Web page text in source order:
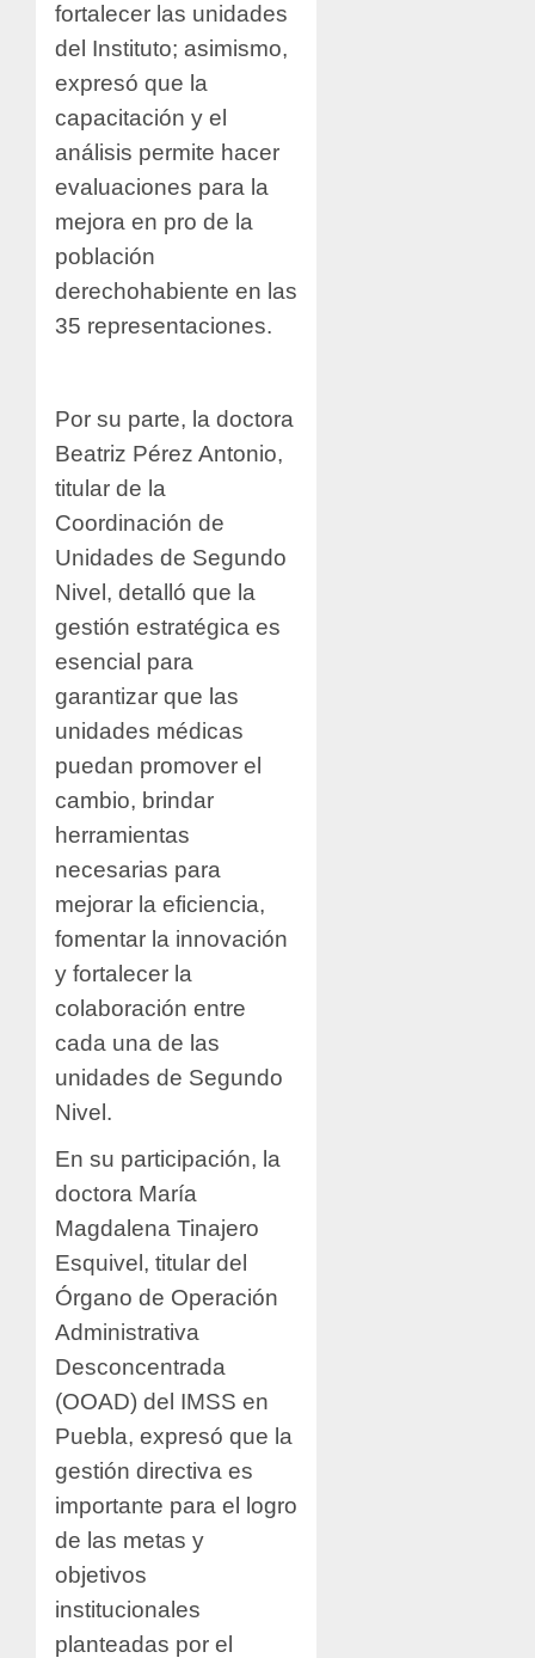
fortalecer las unidades
del Instituto; asimismo,
expresó que la
capacitación y el
análisis permite hacer
evaluaciones para la
mejora en pro de la
población
derechohabiente en las
35 representaciones.
Por su parte, la doctora
Beatriz Pérez Antonio,
titular de la
Coordinación de
Unidades de Segundo
Nivel, detalló que la
gestión estratégica es
esencial para
garantizar que las
unidades médicas
puedan promover el
cambio, brindar
herramientas
necesarias para
mejorar la eficiencia,
fomentar la innovación
y fortalecer la
colaboración entre
cada una de las
unidades de Segundo
Nivel.
En su participación, la
doctora María
Magdalena Tinajero
Esquivel, titular del
Órgano de Operación
Administrativa
Desconcentrada
(OOAD) del IMSS en
Puebla, expresó que la
gestión directiva es
importante para el logro
de las metas y
objetivos
institucionales
planteadas por el